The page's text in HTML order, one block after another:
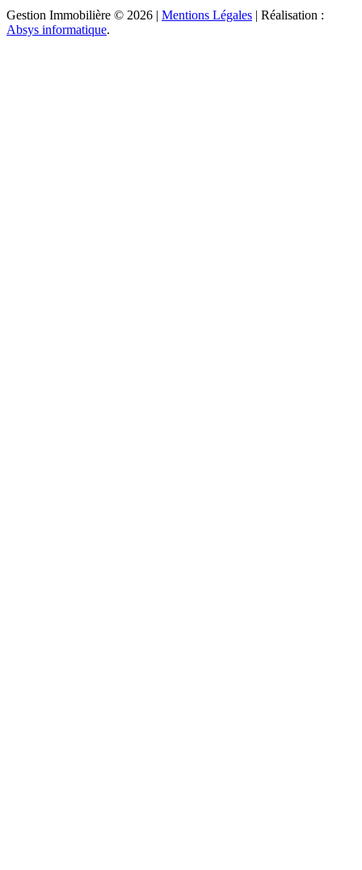
Gestion Immobilière © 2026 | Mentions Légales | Réalisation :
Absys informatique.